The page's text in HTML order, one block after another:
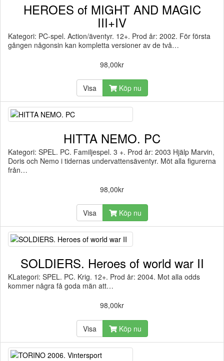
HEROES of MIGHT AND MAGIC
III+IV
Kategori: PC-spel. Action/äventyr. 12+. Prod år: 2002. För första
gången någonsin kan kompletta versioner av de två…
98,00kr
Visa Köp nu
HITTA NEMO. PC
Kategori: SPEL. PC. Familjespel. 3 +. Prod år: 2003 Hjälp Marvin,
Doris och Nemo i tidernas undervattensäventyr. Möt alla figurerna
från…
98,00kr
Visa Köp nu
SOLDIERS. Heroes of world war II
KLategori: SPEL. PC. Krig. 12+. Prod år: 2004. Mot alla odds
kommer några få goda män att…
98,00kr
Visa Köp nu